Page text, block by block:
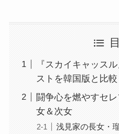
『スカイキャッス
ストを韓国版と比較
闘争心を燃やすセ
女＆次女
浅見家の長女・